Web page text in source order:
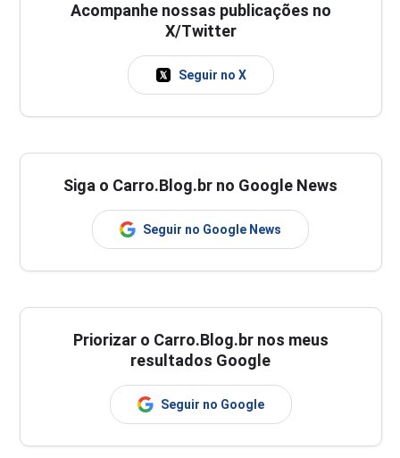
Acompanhe nossas publicações no
X/Twitter
Seguir no X
Siga o Carro.Blog.br no Google News
Seguir no Google News
Priorizar o Carro.Blog.br nos meus
resultados Google
Seguir no Google